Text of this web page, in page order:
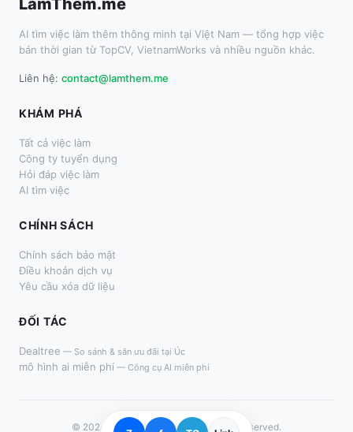
LàmThêm.me
AI tìm việc làm thêm thông minh tại Việt Nam — tổng hợp việc
bán thời gian từ TopCV, VietnamWorks và nhiều nguồn khác.
Liên hệ: contact@lamthem.me
KHÁM PHÁ
Tất cả việc làm
Công ty tuyển dụng
Hỏi đáp việc làm
AI tìm việc
CHÍNH SÁCH
Chính sách bảo mật
Điều khoản dịch vụ
Yêu cầu xóa dữ liệu
ĐỐI TÁC
Dealtree — So sánh & săn ưu đãi tại Úc
mô hình ai miễn phí — Công cụ AI miễn phí
© 2024– 2026 LàmThêm.me. All rights reserved.